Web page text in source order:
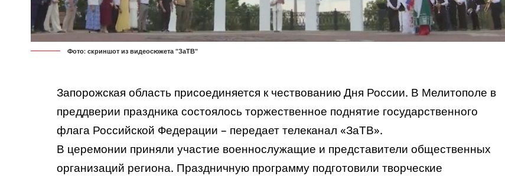
Фото: скриншот из видеосюжета "ЗаТВ"
Запорожская область присоединяется к чествованию Дня России. В Мелитополе в
преддверии праздника состоялось торжественное поднятие государственного
флага Российской Федерации – передаеттелеканал «ЗаТВ».
В церемонии приняли участие военнослужащие и представители общественных
организаций региона. Праздничную программу подготовили творческие